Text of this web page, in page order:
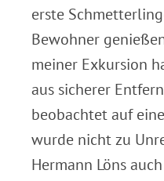
erste
Bewohner
meiner Exkursion
aus sicherer
beobachtet auf
wurde nicht zu
Hermann Löns